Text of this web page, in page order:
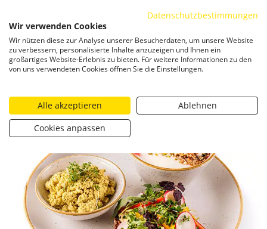
Datenschutzbestimmungen
Wir verwenden Cookies
Wir nützen diese zur Analyse unserer Besucherdaten, um unsere Website
zu verbessern, personalisierte Inhalte anzuzeigen und Ihnen ein
großartiges Website-Erlebnis zu bieten. Für weitere Informationen zu den
von uns verwendeten Cookies öffnen Sie die Einstellungen.
Alle akzeptieren
Ablehnen
Cookies anpassen